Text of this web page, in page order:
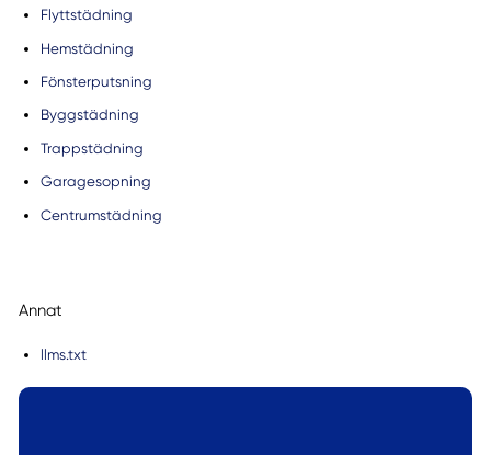
Flyttstädning
Hemstädning
Fönsterputsning
Byggstädning
Trappstädning
Garagesopning
Centrumstädning
Annat
llms.txt